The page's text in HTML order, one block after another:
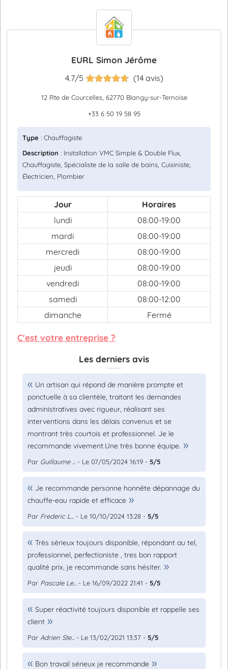
EURL Simon Jérôme
4.7/5 (14 avis)
12 Rte de Courcelles, 62770 Blangy-sur-Ternoise
+33 6 50 19 58 95
Type : Chauffagiste
Description : Installation VMC Simple & Double Flux,
Chauffagiste, Spécialiste de la salle de bains, Cuisiniste,
Électricien, Plombier
Jour
Horaires
lundi
08:00-19:00
mardi
08:00-19:00
mercredi
08:00-19:00
jeudi
08:00-19:00
vendredi
08:00-19:00
samedi
08:00-12:00
dimanche
Fermé
C'est votre entreprise ?
Les derniers avis
Un artisan qui répond de manière prompte et
ponctuelle à sa clientèle, traitant les demandes
administratives avec rigueur, réalisant ses
interventions dans les délais convenus et se
montrant très courtois et professionnel. Je le
recommande vivement.Une très bonne équipe.
Par Guillaume ... - Le 07/05/2024 16:19 - 5/5
Je recommande personne honnête dépannage du
chauffe-eau rapide et efficace
Par Frederic L... - Le 10/10/2024 13:28 - 5/5
Très sérieux toujours disponible, répondant au tel,
professionnel, perfectioniste , tres bon rapport
qualité prix, je recommande sans hésiter.
Par Pascale Le... - Le 16/09/2022 21:41 - 5/5
Super réactivité toujours disponible et rappelle ses
client
Par Adrien Ste... - Le 13/02/2021 13:37 - 5/5
Bon travail sérieux je recommande